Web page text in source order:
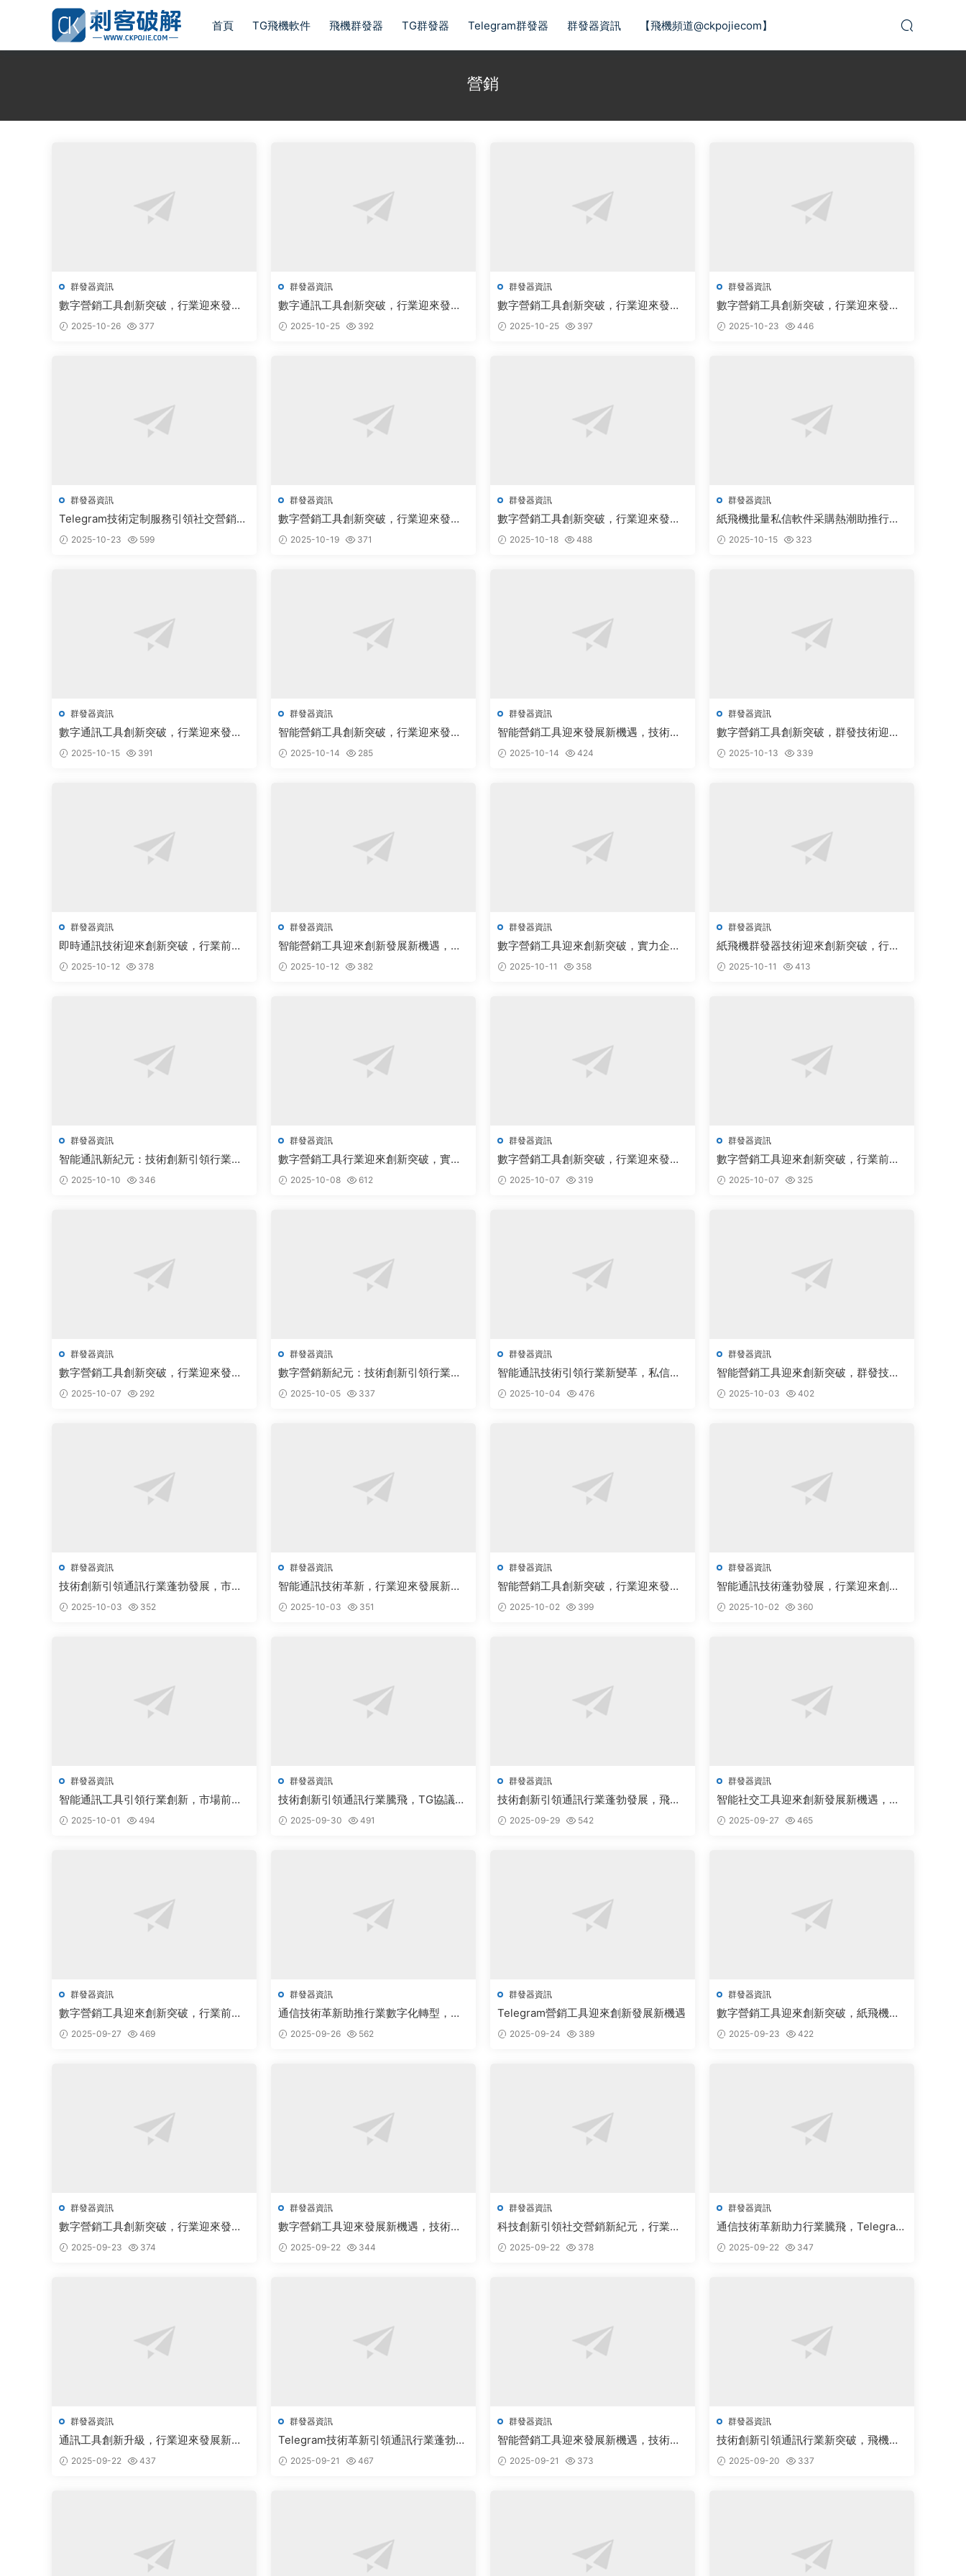
首頁 TG飛機軟件 飛機群發器 TG群發器 Telegram群發器 群發器資訊 【飛機頻道@ckpojiecom】
營銷
群發器資訊
數字營銷工具創新突破，行業迎來發展
新機遇
2025-10-26 377
群發器資訊
數字通訊工具創新突破，行業迎來發展
新機遇
2025-10-25 392
群發器資訊
數字營銷工具創新突破，行業迎來發展
新機遇
2025-10-25 397
群發器資訊
數字營銷工具創新突破，行業迎來發展
新機遇
2025-10-23 446
群發器資訊
Telegram技術定制服務引領社交營銷新
浪潮2025-10-23 599
群發器資訊
數字營銷工具創新突破，行業迎來發展
新機遇
2025-10-19 371
群發器資訊
數字營銷工具創新突破，行業迎來發展
新機遇
2025-10-18 488
群發器資訊
紙飛機批量私信軟件采購熱潮助推行業
創新發展
2025-10-15 323
群發器資訊
數字通訊工具創新突破，行業迎來發展
新機遇
2025-10-15 391
群發器資訊
智能營銷工具創新突破，行業迎來發展
新機遇
2025-10-14 285
群發器資訊
智能營銷工具迎來發展新機遇，技術創
新推動行業升級
2025-10-14 424
群發器資訊
數字營銷工具創新突破，群發技術迎來
發展新機遇
2025-10-13 339
群發器資訊
即時通訊技術迎來創新突破，行業前景
廣闊備受關注
2025-10-12 378
群發器資訊
智能營銷工具迎來創新發展新機遇，行
業前景廣闊備受關注
2025-10-12 382
群發器資訊
數字營銷工具迎來創新突破，實力企業
引領行業蓬勃發展
2025-10-11 358
群發器資訊
紙飛機群發器技術迎來創新突破，行業
前景廣闊備受關注
2025-10-11 413
群發器資訊
智能通訊新紀元：技術創新引領行業蓬
勃發展
2025-10-10 346
群發器資訊
數字營銷工具行業迎來創新突破，實力
企業引領智能化發展新浪潮
2025-10-08 612
群發器資訊
數字營銷工具創新突破，行業迎來發展
新機遇
2025-10-07 319
群發器資訊
數字營銷工具迎來創新突破，行業前景
廣闊備受關注
2025-10-07 325
群發器資訊
數字營銷工具創新突破，行業迎來發展
新機遇
2025-10-07 292
群發器資訊
數字營銷新紀元：技術創新引領行業蓬
勃發展
2025-10-05 337
群發器資訊
智能通訊技術引領行業新變革，私信機
器人市場前景廣闊
2025-10-04 476
群發器資訊
智能營銷工具迎來創新突破，群發技術
開啓行業新篇章
2025-10-03 402
群發器資訊
技術創新引領通訊行業蓬勃發展，市場
前景廣闊備受關注
2025-10-03 352
群發器資訊
智能通訊技術革新，行業迎來發展新機
遇 2025-10-03 351
群發器資訊
智能營銷工具創新突破，行業迎來發展
新機遇
2025-10-02 399
群發器資訊
智能通訊技術蓬勃發展，行業迎來創新
突破新機遇
2025-10-02 360
群發器資訊
智能通訊工具引領行業創新，市場前景
廣闊備受關注
2025-10-01 494
群發器資訊
技術創新引領通訊行業騰飛，TG協議系
統開啓發展新篇章
2025-09-30 491
群發器資訊
技術創新引領通訊行業蓬勃發展，飛機
群發器與telegram系統開啓新篇章
2025-09-29 542
群發器資訊
智能社交工具迎來創新發展新機遇，行
業前景廣闊備受關注
2025-09-27 465
群發器資訊
數字營銷工具迎來創新突破，行業前景
廣闊備受關注
2025-09-27 469
群發器資訊
通信技術革新助推行業數字化轉型，市
場前景廣闊備受關注
2025-09-26 562
群發器資訊
Telegram營銷工具迎來創新發展新機遇
2025-09-24 389
群發器資訊
數字營銷工具迎來創新突破，紙飛機系
列産品引領行業變革
2025-09-23 422
群發器資訊
數字營銷工具創新突破，行業迎來發展
新機遇
2025-09-23 374
群發器資訊
數字營銷工具迎來發展新機遇，技術創
新推動行業升級
2025-09-22 344
群發器資訊
科技創新引領社交營銷新紀元，行業發
展迎來重大突破
2025-09-22 378
群發器資訊
通信技術革新助力行業騰飛，Telegram
生态迎來發展新機遇
2025-09-22 347
群發器資訊
通訊工具創新升級，行業迎來發展新機
遇 2025-09-22 437
群發器資訊
Telegram技術革新引領通訊行業蓬勃發
展 2025-09-21 467
群發器資訊
智能營銷工具迎來發展新機遇，技術創
新推動行業升級
2025-09-21 373
群發器資訊
技術創新引領通訊行業新突破，飛機群
發器開啓智能營銷新時代
2025-09-20 337